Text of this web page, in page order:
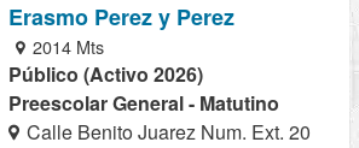
Erasmo Perez y Perez
2014 Mts
Público (Activo 2026)
Preescolar General - Matutino
Calle Benito Juarez Num. Ext. 20